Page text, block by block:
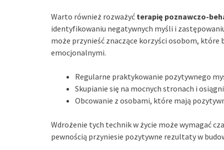
Warto również rozważyć terapię poznawczo-
identyfikowaniu negatywnych myśli i
może przynieść znaczące korzyści osobom,
emocjonalnymi.
Regularne praktykowanie pozytywnego
Skupianie się na mocnych stronach i
Obcowanie z osobami, które mają
Wdrożenie tych technik w życie może wymagać
pewnością przyniesie pozytywne rezultaty w